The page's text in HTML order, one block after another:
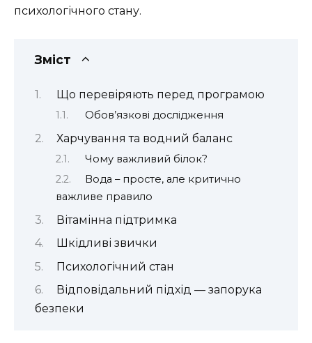
психологічного стану.
Зміст
Що перевіряють перед програмою
Обов’язкові дослідження
Харчування та водний баланс
Чому важливий білок?
Вода – просте, але критично
важливе правило
Вітамінна підтримка
Шкідливі звички
Психологічний стан
Відповідальний підхід — запорука
безпеки